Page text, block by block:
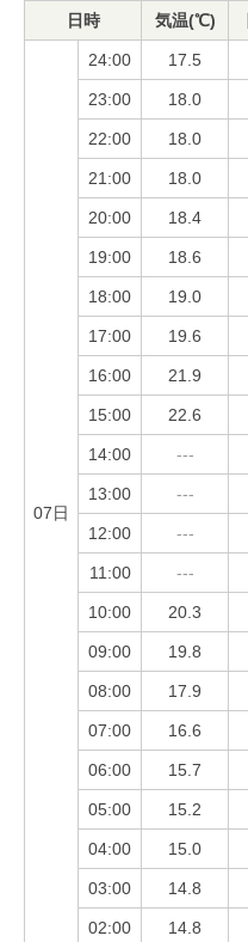
日時 気温(℃)
07日
24:00 17.5
23:00 18.0
22:00 18.0
21:00 18.0
20:00 18.4
19:00 18.6
18:00 19.0
17:00 19.6
16:00 21.9
15:00 22.6
14:00 ---
13:00 ---
12:00 ---
11:00 ---
10:00 20.3
09:00 19.8
08:00 17.9
07:00 16.6
06:00 15.7
05:00 15.2
04:00 15.0
03:00 14.8
02:00 14.8